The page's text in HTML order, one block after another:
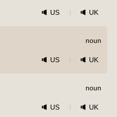
US UK
noun
US UK
noun
US UK